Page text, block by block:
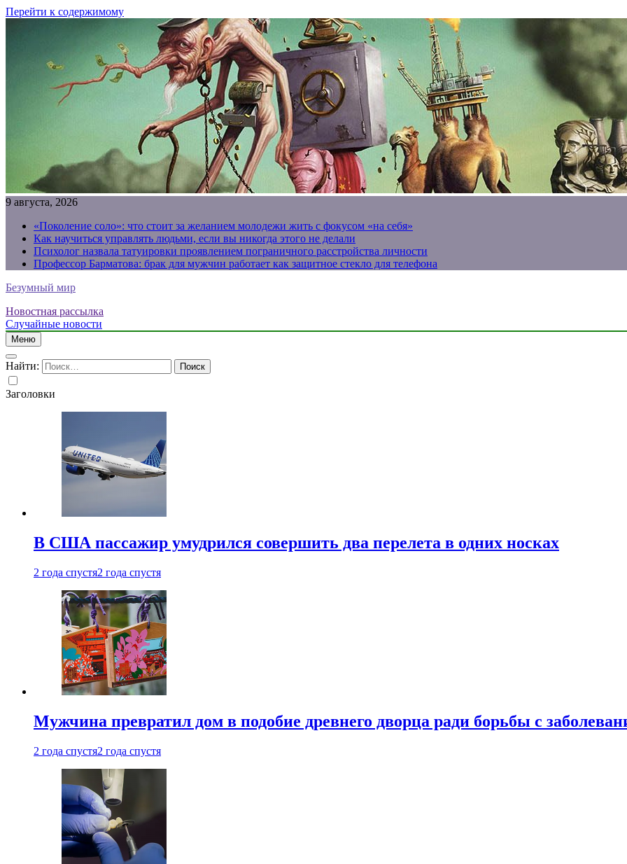
Перейти к содержимому
9 августа, 2026
«Поколение соло»: что стоит за желанием молодежи жить с фокусом «на себя»
Как научиться управлять людьми, если вы никогда этого не делали
Психолог назвала татуировки проявлением пограничного расстройства личности
Профессор Барматова: брак для мужчин работает как защитное стекло для телефона
Безумный мир
Новостная рассылка
Случайные новости
Меню
Найти:
Заголовки
В США пассажир умудрился совершить два перелета в одних носках
2 года спустя2 года спустя
Мужчина превратил дом в подобие древнего дворца ради борьбы с
2 года спустя2 года спустя